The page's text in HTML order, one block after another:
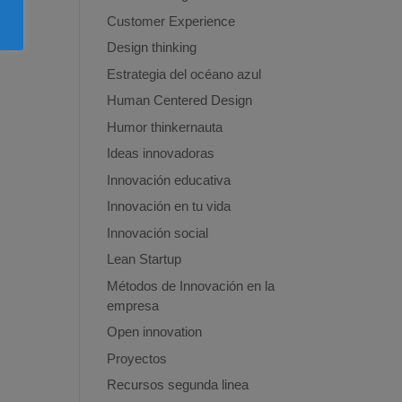
Customer Experience
Design thinking
Estrategia del océano azul
Human Centered Design
Humor thinkernauta
Ideas innovadoras
Innovación educativa
Innovación en tu vida
Innovación social
Lean Startup
Métodos de Innovación en la
empresa
Open innovation
Proyectos
Recursos segunda linea